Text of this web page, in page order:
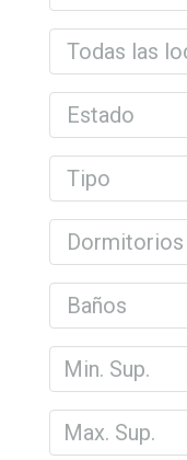
Todas las
Estado
Tipo
Dormitorios
Baños